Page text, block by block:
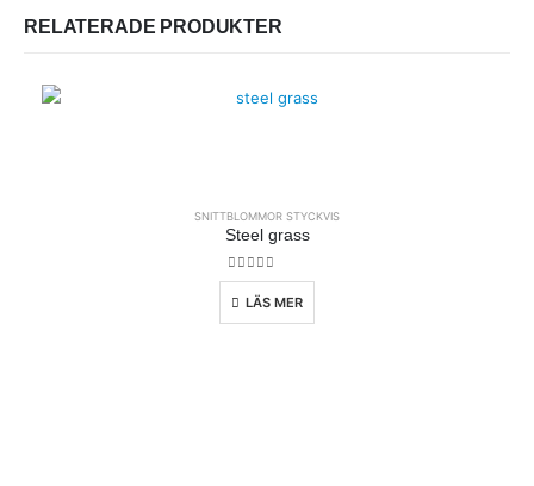
RELATERADE PRODUKTER
SNITTBLOMMOR STYCKVIS
Steel grass
0out of 5
LÄS MER